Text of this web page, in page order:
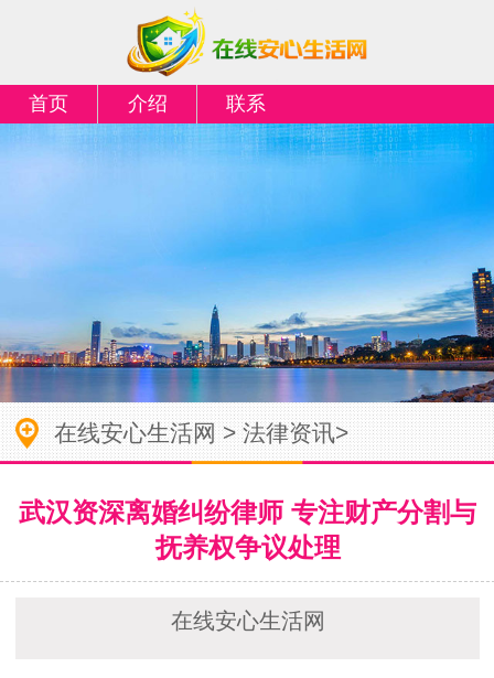
首页 介绍 联系
在线安心生活网>法律资讯>
武汉资深离婚纠纷律师 专注财产分割与
抚养权争议处理
在线安心生活网